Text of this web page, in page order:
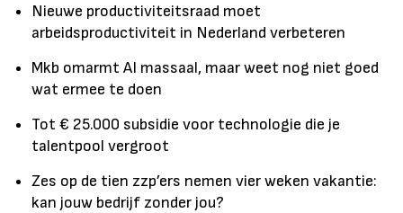
Nieuwe productiviteitsraad moet
arbeidsproductiviteit in Nederland verbeteren
Mkb omarmt AI massaal, maar weet nog niet goed
wat ermee te doen
Tot € 25.000 subsidie voor technologie die je
talentpool vergroot
Zes op de tien zzp’ers nemen vier weken vakantie:
kan jouw bedrijf zonder jou?